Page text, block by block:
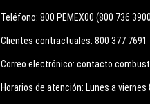
Teléfono: 800 PEMEX00 (800 736
Clientes contractuales: 800 377 7691
Correo electrónico:
Horarios de atención: Lunes a viernes